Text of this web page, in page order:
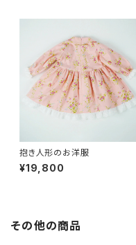
抱き人形のお洋服
¥19,800
その他の商品